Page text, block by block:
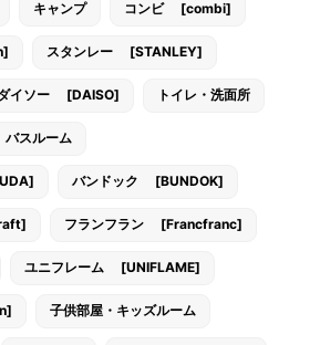
キャンプ コンビ [combi]
スタンレー [STANLEY]
イソー [DAISO] トイレ・洗面所
バスルーム
バンドック [BUNDOK]
フランフラン [Francfranc]
ユニフレーム [UNIFLAME]
子供部屋・キッズルーム